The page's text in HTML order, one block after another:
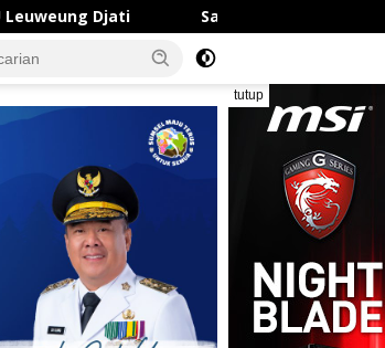
Satlantas Polresta Karawang Sigap
tutup